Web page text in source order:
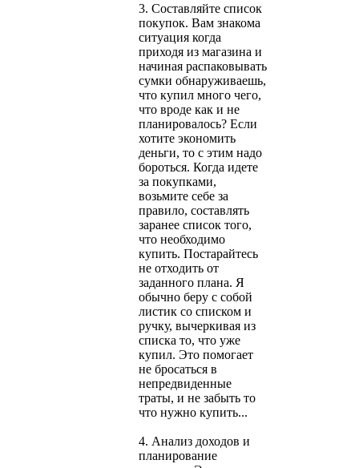
3. Составляйте список
покупок. Вам знакома
ситуация когда
приходя из магазина и
начиная распаковывать
сумки обнаруживаешь,
что купил много чего,
что вроде как и не
планировалось? Если
хотите экономить
деньги, то с этим надо
бороться. Когда идете
за покупками,
возьмите себе за
правило, составлять
заранее список того,
что необходимо
купить. Постарайтесь
не отходить от
заданного плана. Я
обычно беру с собой
листик со списком и
ручку, вычеркивая из
списка то, что уже
купил. Это помогает
не бросаться в
непредвиденные
траты, и не забыть то
что нужно купить...
4. Анализ доходов и
планирование